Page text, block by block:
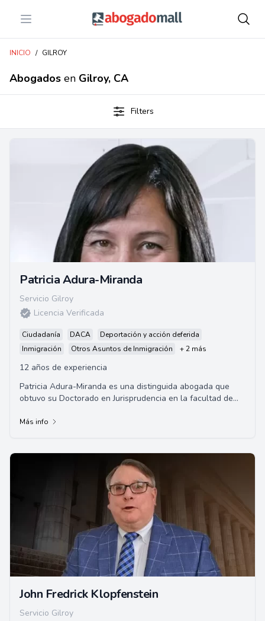
Open menu Abogadomall
INICIO / GILROY
Abogados en Gilroy, CA
Filters
Patricia Adura-Miranda
Servicio Gilroy
Licencia Verificada
Ciudadanía DACA
Deportación y acción deferida
Inmigración
Otros Asuntos de Inmigración + 2 más
12 años de experiencia
Patricia Adura-Miranda es una distinguida abogada que
obtuvo su Doctorado en Jurisprudencia en la facultad de
Más info
John Fredrick Klopfenstein
Servicio Gilroy